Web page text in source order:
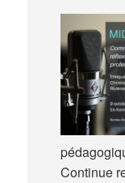
Continue